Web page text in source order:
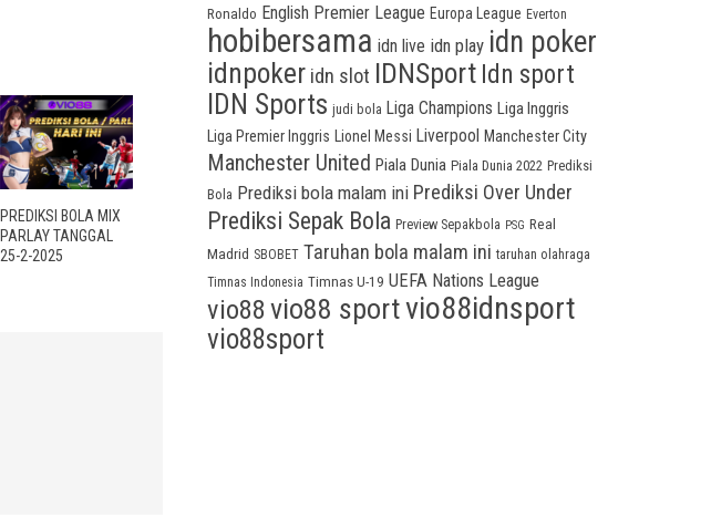
PREDIKSI BOLA MIX
PARLAY TANGGAL
25-2-2025
Ronaldo English Premier League Europa League Everton
hobibersama idn live idn play idn poker
idnpoker idn slot IDNSport Idn sport
IDN Sports judi bola Liga Champions Liga Inggris
Liga Premier Inggris Lionel Messi Liverpool Manchester City
Manchester United Piala Dunia Piala Dunia 2022 Prediksi
Bola Prediksi bola malam ini Prediksi Over Under
Prediksi Sepak Bola Preview Sepakbola PSG Real
Madrid SBOBET Taruhan bola malam ini taruhan olahraga
Timnas Indonesia Timnas U-19 UEFA Nations League
vio88 vio88 sportvio88idnsport
vio88sport